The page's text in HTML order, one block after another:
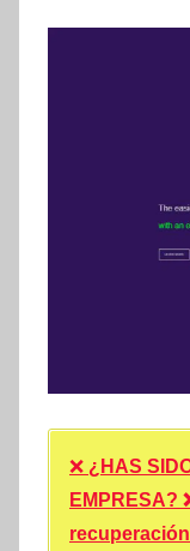
❌ ¿HAS
EMPRESA?